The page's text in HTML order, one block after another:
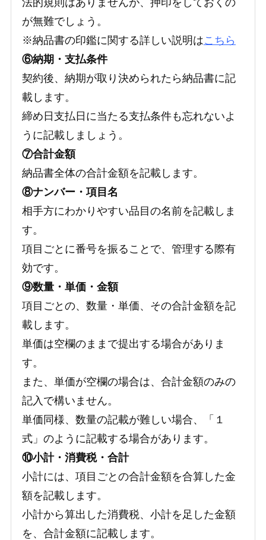
が無難でしょう。
※納品書の印鑑に関する詳しい説明はこちら
⑥納期・支払条件
契約後、納期が取り決められたら納品書に記
載します。
締め日支払日に当たる支払条件も忘れないよ
うに記載しましょう。
⑦合計金額
納品書全体の合計金額を記載します。
⑧ナンバー・項目名
相手方にわかりやすい品目の名前を記載しま
す。
項目ごとに番号を振ることで、管理する際有
効です。
⑨数量・単価・金額
項目ごとの、数量・単価、その合計金額を記
載します。
単価は空欄のままで提出する場合がありま
す。
また、単価が空欄の場合は、合計金額のみの
記入で構いません。
単価同様、数量の記載が難しい場合、「１
式」のように記載する場合があります。
⑩小計・消費税・合計
小計には、項目ごとの合計金額を合算した金
額を記載します。
小計から算出した消費税、小計を足した金額
を、合計金額に記載します。